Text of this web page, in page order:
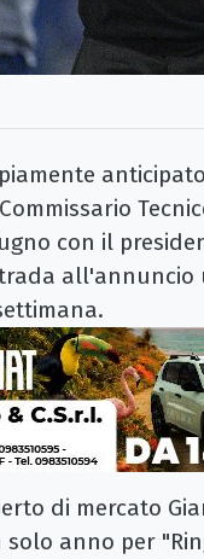
con il
di mercato
anno per